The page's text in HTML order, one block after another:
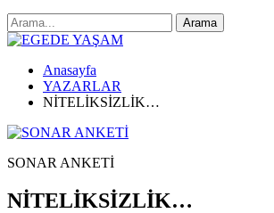
Anasayfa
YAZARLAR
NİTELİKSİZLİK…
SONAR ANKETİ
NİTELİKSİZLİK…